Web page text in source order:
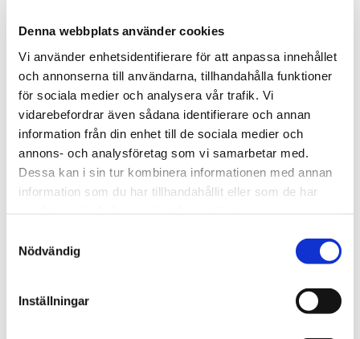
Denna webbplats använder cookies
Vi använder enhetsidentifierare för att anpassa innehållet
och annonserna till användarna, tillhandahålla funktioner
för sociala medier och analysera vår trafik. Vi
vidarebefordrar även sådana identifierare och annan
information från din enhet till de sociala medier och
annons- och analysföretag som vi samarbetar med.
Dessa kan i sin tur kombinera informationen med annan
information som du har tillhandahållit eller som de har
Nödvändig
Inställningar
Kontaktperson
Sara Jakobsson
Samhällsbyggnad & Fastghetsutveckling
010-603 86 00
sara.jakobsson@svefa.se